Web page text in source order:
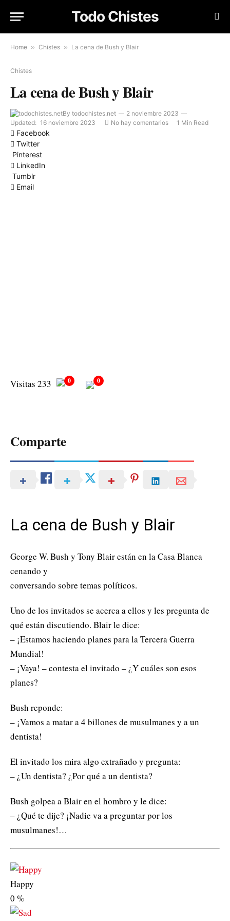
Todo Chistes
Home » Chistes » La cena de Bush y Blair
Chistes
La cena de Bush y Blair
By todochistes.net
2 noviembre 2023
Updated: 16 noviembre 2023 No hay comentarios 1 Min Read
Facebook
Twitter
Pinterest
LinkedIn
Tumblr
Email
Visitas 233 0 0
Comparte
La cena de Bush y Blair
George W. Bush y Tony Blair están en la Casa Blanca
cenando y
conversando sobre temas políticos.
Uno de los invitados se acerca a ellos y les pregunta de
qué están discutiendo. Blair le dice:
– ¡Estamos haciendo planes para la Tercera Guerra
Mundial!
– ¡Vaya! – contesta el invitado – ¿Y cuáles son esos
planes?
Bush reponde:
– ¡Vamos a matar a 4 billones de musulmanes y a un
dentista!
El invitado los mira algo extrañado y pregunta:
– ¿Un dentista? ¿Por qué a un dentista?
Bush golpea a Blair en el hombro y le dice:
– ¿Qué te dije? ¡Nadie va a preguntar por los
musulmanes!…
Happy
0 %